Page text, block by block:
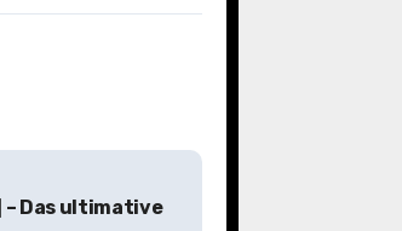
– Das ultimative